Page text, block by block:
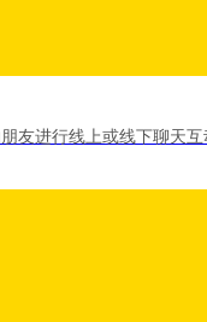
友进行线上或线下聊天